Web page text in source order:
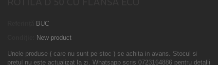
BUC
New product
Unele produse ( care nu sunt pe stoc ) se achita in avans. Stocul si
pretul nu este actualizat la zi. Whatsapp scris 0723164886 pentru detalii